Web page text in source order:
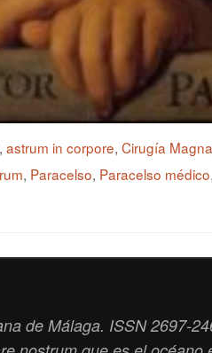
, astrum in corpore, Cirugía Magna
, Paracelso, Paracelso médico,
de Málaga. ISSN 2697-